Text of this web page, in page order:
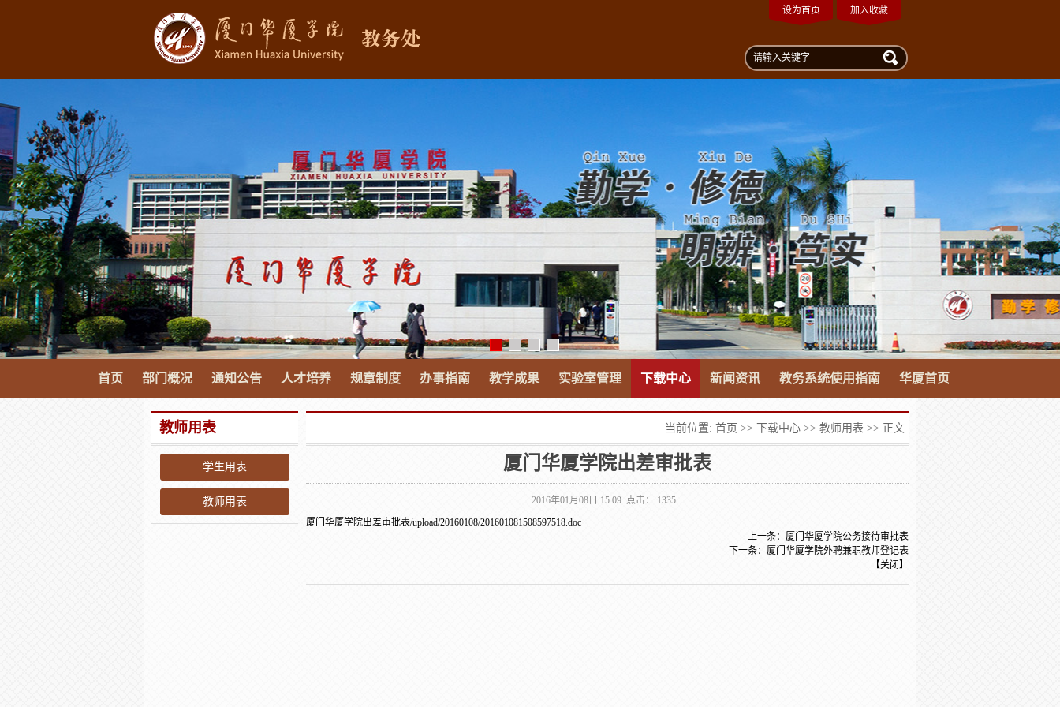
设为首页 加入收藏
首页 部门概况 通知公告 人才培养 规章制度 办事指南 教学成果 实验室管理 下载中心 新闻资讯 教务系统使用指南 华厦首页
教师用表
学生用表
教师用表
当前位置: 首页 >> 下载中心 >> 教师用表 >> 正文
厦门华厦学院出差审批表
2016年01月08日 15:09 点击： 1335
厦门华厦学院出差审批表/upload/20160108/201601081508597518.doc
上一条： 厦门华厦学院公务接待审批表
下一条： 厦门华厦学院外聘兼职教师登记表
【关闭】